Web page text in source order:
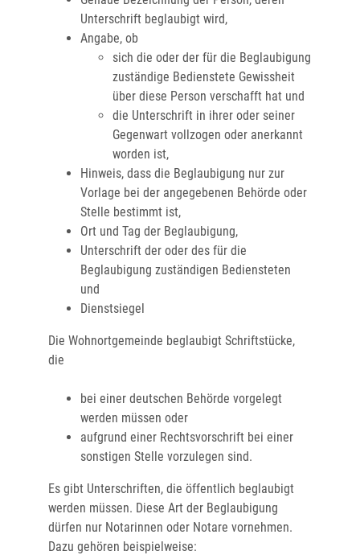
Unterschrift beglaubigt wird,
Angabe, ob
sich die oder der für die Beglaubigung
zuständige Bedienstete Gewissheit
über diese Person verschafft hat und
die Unterschrift in ihrer oder seiner
Gegenwart vollzogen oder anerkannt
worden ist,
Hinweis, dass die Beglaubigung nur zur
Vorlage bei der angegebenen Behörde oder
Stelle bestimmt ist,
Ort und Tag der Beglaubigung,
Unterschrift der oder des für die
Beglaubigung zuständigen Bediensteten
und
Dienstsiegel
Die Wohnortgemeinde beglaubigt Schriftstücke,
die
bei einer deutschen Behörde vorgelegt
werden müssen oder
aufgrund einer Rechtsvorschrift bei einer
sonstigen Stelle vorzulegen sind.
Es gibt Unterschriften, die öffentlich beglaubigt
werden müssen. Diese Art der Beglaubigung
dürfen nur Notarinnen oder Notare vornehmen.
Dazu gehören beispielweise: